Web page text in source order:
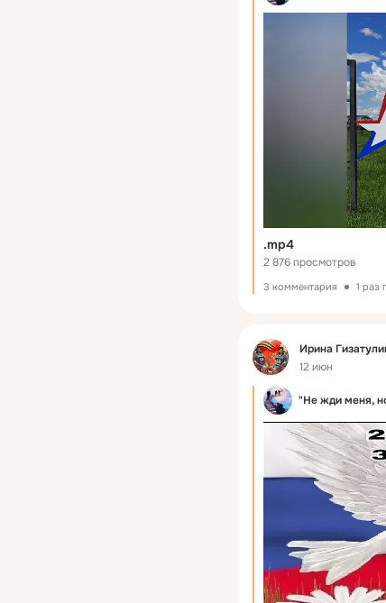
.mp4
2 876 просмотров
3 комментария 1 раз
Фид Ирина
12 июн
"Не жди меня,